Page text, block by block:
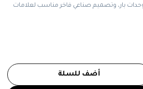
وحدات بار، وتصميم صناعي فاخر مناسب لعلامات
أضف للسلة